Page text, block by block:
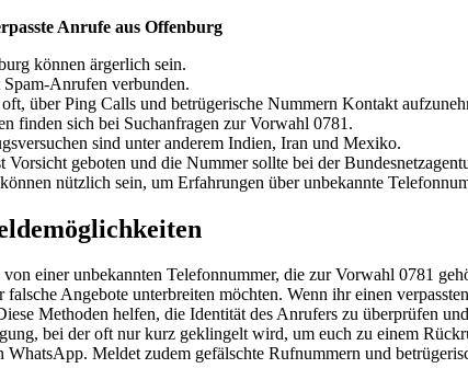
Anrufe aus Offenburg
können ärgerlich sein.
Anrufen verbunden.
über Ping Calls und betrügerische Nummern Kontakt
finden sich bei Suchanfragen zur Vorwahl 0781.
sind unter anderem Indien, Iran und Mexiko.
geboten und die Nummer sollte bei der
nützlich sein, um Erfahrungen über unbekannte
einer unbekannten Telefonnummer, die zur Vorwahl 0781
falsche Angebote unterbreiten möchten. Wenn ihr einen
Methoden helfen, die Identität des Anrufers zu überprüfen
bei der oft nur kurz geklingelt wird, um euch zu einem
Meldet zudem gefälschte Rufnummern und